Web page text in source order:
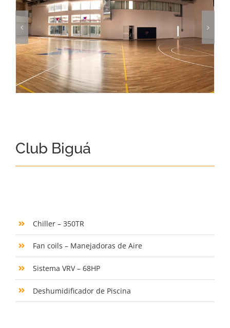
Club Biguá
Chiller – 350TR
Fan coils – Manejadoras de Aire
Sistema VRV – 68HP
Deshumidificador de Piscina